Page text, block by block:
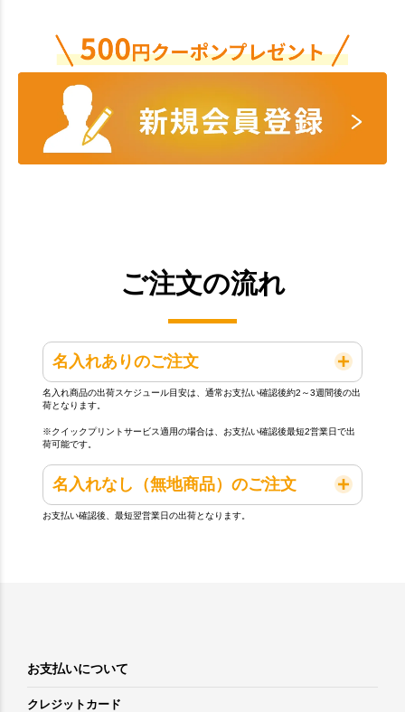
ご注文の流れ
名入れありのご注文
名入れ商品の出荷スケジュール目安は、通常お支払い確認後約2～3週間後の出
荷となります。
※クイックプリントサービス適用の場合は、お支払い確認後最短2営業日で出
荷可能です。
名入れなし（無地商品）のご注文
お支払い確認後、最短翌営業日の出荷となります。
お支払いについて
クレジットカード